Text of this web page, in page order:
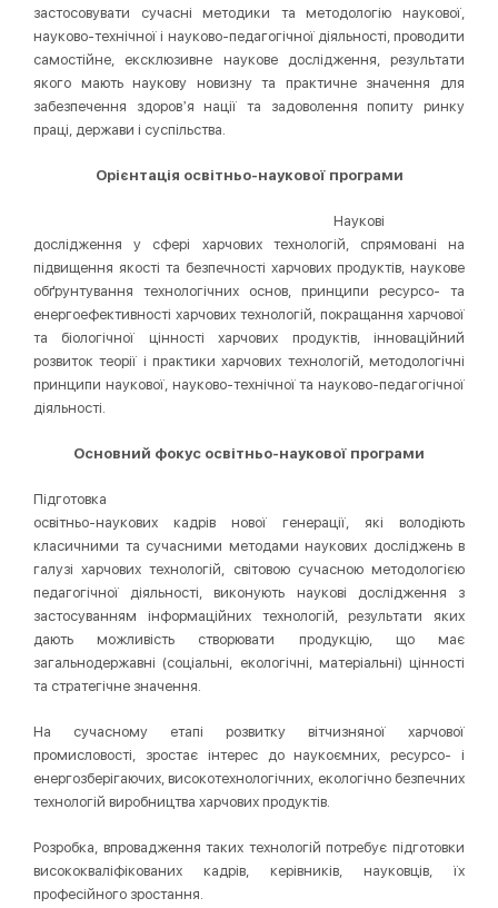
застосовувати сучасні методики та методологію наукової,
науково-технічної і науково-педагогічної діяльності, проводити
самостійне, ексклюзивне наукове дослідження, результати
якого мають наукову новизну та практичне значення для
забезпечення здоровʼя нації та задоволення попиту ринку
праці, держави і суспільства.
Орієнтація освітньо-наукової програми
Наукові
дослідження у сфері харчових технологій, спрямовані на
підвищення якості та безпечності харчових продуктів, наукове
обґрунтування технологічних основ, принципи ресурсо- та
енергоефективності харчових технологій, покращання харчової
та біологічної цінності харчових продуктів, інноваційний
розвиток теорії і практики харчових технологій, методологічні
принципи наукової, науково-технічної та науково-педагогічної
діяльності.
Основний фокус освітньо-наукової програми
Підготовка
освітньо-наукових кадрів нової генерації, які володіють
класичними та сучасними методами наукових досліджень в
галузі харчових технологій, світовою сучасною методологією
педагогічної діяльності, виконують наукові дослідження з
застосуванням інформаційних технологій, результати яких
дають можливість створювати продукцію, що має
загальнодержавні (соціальні, екологічні, матеріальні) цінності
та стратегічне значення.
На сучасному етапі розвитку вітчизняної харчової
промисловості, зростає інтерес до наукоємних, ресурсо- і
енергозберігаючих, високотехнологічних, екологічно безпечних
технологій виробництва харчових продуктів.
Розробка, впровадження таких технологій потребує підготовки
висококваліфікованих кадрів, керівників, науковців, їх
професійного зростання.